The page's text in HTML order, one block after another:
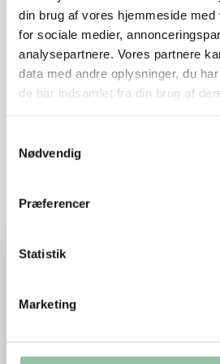
din brug af vores hjemmeside med
for sociale medier,
analysepartnere. Vores partnere
data med andre oplysninger, du
de har indsamlet fra din brug af
Nødvendig
Præferencer
Statistik
Marketing
Kål: Broccoli, blomkål,
hvidkål, rødkål og grønkål
Bælgfrugter: Ærter og
Eksempler på lækre